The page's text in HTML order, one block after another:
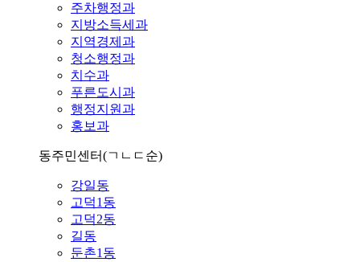
주차행정과
지방소득세과
지역경제과
청소행정과
치수과
푸른도시과
행정지원과
홍보과
동주민센터(ㄱㄴㄷ순)
강일동
고덕1동
고덕2동
길동
둔촌1동